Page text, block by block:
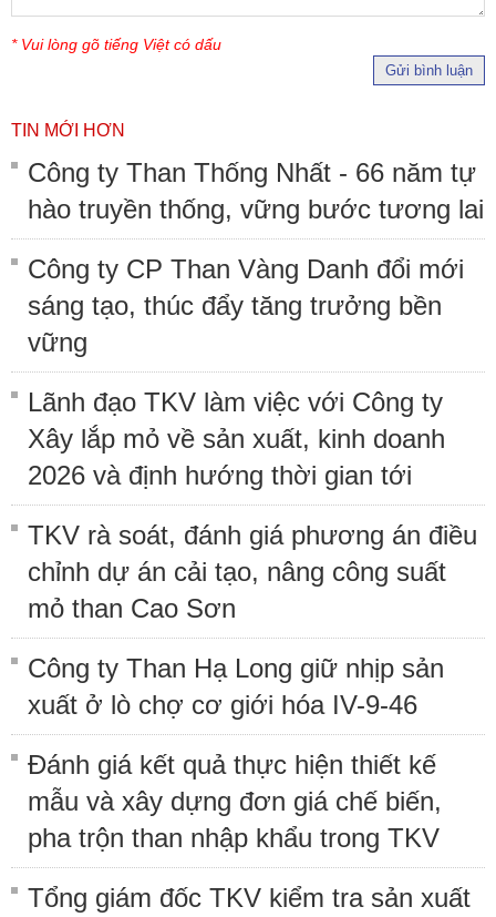
* Vui lòng gõ tiếng Việt có dấu
Gửi bình luận
TIN MỚI HƠN
Công ty Than Thống Nhất - 66 năm tự
hào truyền thống, vững bước tương lai
Công ty CP Than Vàng Danh đổi mới
sáng tạo, thúc đẩy tăng trưởng bền
vững
Lãnh đạo TKV làm việc với Công ty
Xây lắp mỏ về sản xuất, kinh doanh
2026 và định hướng thời gian tới
TKV rà soát, đánh giá phương án điều
chỉnh dự án cải tạo, nâng công suất
mỏ than Cao Sơn
Công ty Than Hạ Long giữ nhịp sản
xuất ở lò chợ cơ giới hóa IV-9-46
Đánh giá kết quả thực hiện thiết kế
mẫu và xây dựng đơn giá chế biến,
pha trộn than nhập khẩu trong TKV
Tổng giám đốc TKV kiểm tra sản xuất